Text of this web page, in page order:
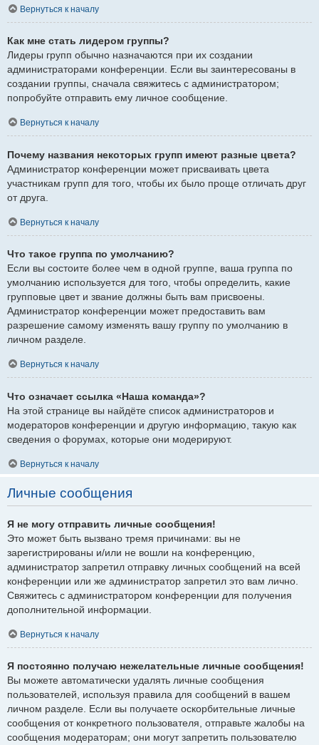
Вернуться к началу
Как мне стать лидером группы?
Лидеры групп обычно назначаются при их создании
администраторами конференции. Если вы заинтересованы в
создании группы, сначала свяжитесь с администратором;
попробуйте отправить ему личное сообщение.
Вернуться к началу
Почему названия некоторых групп имеют разные цвета?
Администратор конференции может присваивать цвета
участникам групп для того, чтобы их было проще отличать друг
от друга.
Вернуться к началу
Что такое группа по умолчанию?
Если вы состоите более чем в одной группе, ваша группа по
умолчанию используется для того, чтобы определить, какие
групповые цвет и звание должны быть вам присвоены.
Администратор конференции может предоставить вам
разрешение самому изменять вашу группу по умолчанию в
личном разделе.
Вернуться к началу
Что означает ссылка «Наша команда»?
На этой странице вы найдёте список администраторов и
модераторов конференции и другую информацию, такую как
сведения о форумах, которые они модерируют.
Вернуться к началу
Личные сообщения
Я не могу отправить личные сообщения!
Это может быть вызвано тремя причинами: вы не
зарегистрированы и/или не вошли на конференцию,
администратор запретил отправку личных сообщений на всей
конференции или же администратор запретил это вам лично.
Свяжитесь с администратором конференции для получения
дополнительной информации.
Вернуться к началу
Я постоянно получаю нежелательные личные сообщения!
Вы можете автоматически удалять личные сообщения
пользователей, используя правила для сообщений в вашем
личном разделе. Если вы получаете оскорбительные личные
сообщения от конкретного пользователя, отправьте жалобы на
сообщения модераторам; они могут запретить пользователю